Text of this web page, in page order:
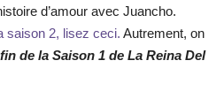
d’amour avec Juancho.
saison 2, lisez ceci. Autrement, on
fin de la Saison 1 de La Reina Del